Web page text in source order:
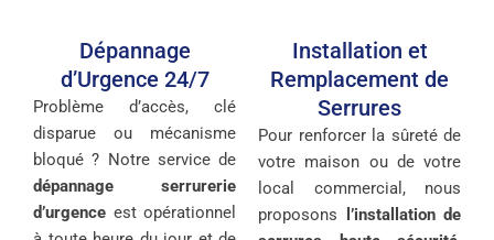
Dépannage
d’Urgence 24/7
Problème d’accès, clé
disparue ou mécanisme
bloqué ? Notre service de
dépannage serrurerie
d’urgence est opérationnel
Installation et
Remplacement de
Serrures
Pour renforcer la sûreté de
votre maison ou de votre
local commercial, nous
proposons
l’installation de